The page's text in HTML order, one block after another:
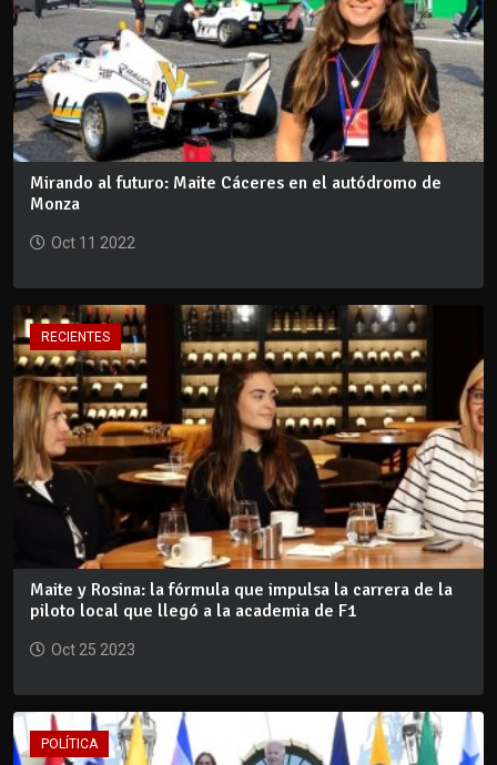
Mirando al futuro: Maite Cáceres en el autódromo de
Monza
Oct 11 2022
RECIENTES
Maite y Rosina: la fórmula que impulsa la carrera de la
piloto local que llegó a la academia de F1
Oct 25 2023
POLÍTICA